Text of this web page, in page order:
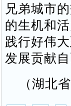
兄弟城市
的生机和
践行好伟
发展贡献自
（湖北省